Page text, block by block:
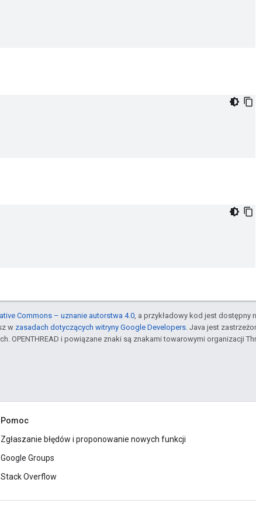
Commons – uznanie autorstwa 4.0, a przykładowy kod jest dostępny
w zasadach dotyczących witryny Google Developers. Java jest
OPENTHREAD i powiązane znaki są znakami towarowymi organizacji
Pomoc
Zgłaszanie błędów i proponowanie nowych funkcji
Google Groups
Stack Overflow